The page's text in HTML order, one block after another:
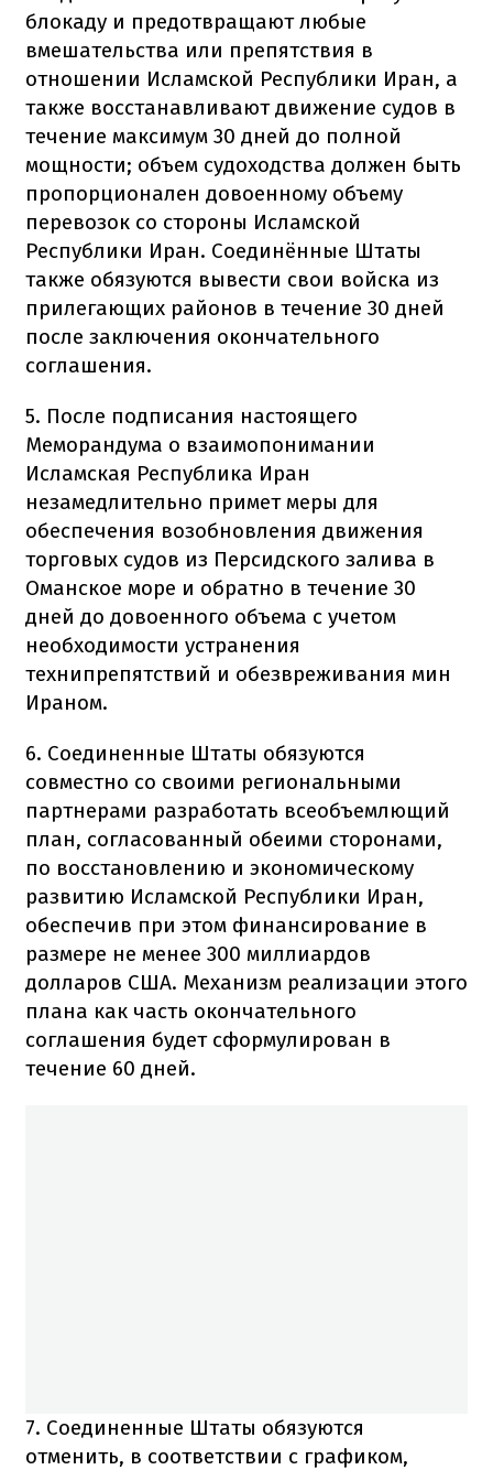
блокаду и предотвращают любые
вмешательства или препятствия в
отношении Исламской Республики Иран, а
также восстанавливают движение судов в
течение максимум 30 дней до полной
мощности; объем судоходства должен быть
пропорционален довоенному объему
перевозок со стороны Исламской
Республики Иран. Соединённые Штаты
также обязуются вывести свои войска из
прилегающих районов в течение 30 дней
после заключения окончательного
соглашения.
5. После подписания настоящего
Меморандума о взаимопонимании
Исламская Республика Иран
незамедлительно примет меры для
обеспечения возобновления движения
торговых судов из Персидского залива в
Оманское море и обратно в течение 30
дней до довоенного объема с учетом
необходимости устранения
технипрепятствий и обезвреживания мин
Ираном.
6. Соединенные Штаты обязуются
совместно со своими региональными
партнерами разработать всеобъемлющий
план, согласованный обеими сторонами,
по восстановлению и экономическому
развитию Исламской Республики Иран,
обеспечив при этом финансирование в
размере не менее 300 миллиардов
долларов США. Механизм реализации этого
плана как часть окончательного
соглашения будет сформулирован в
течение 60 дней.
7. Соединенные Штаты обязуются
отменить, в соответствии с графиком,